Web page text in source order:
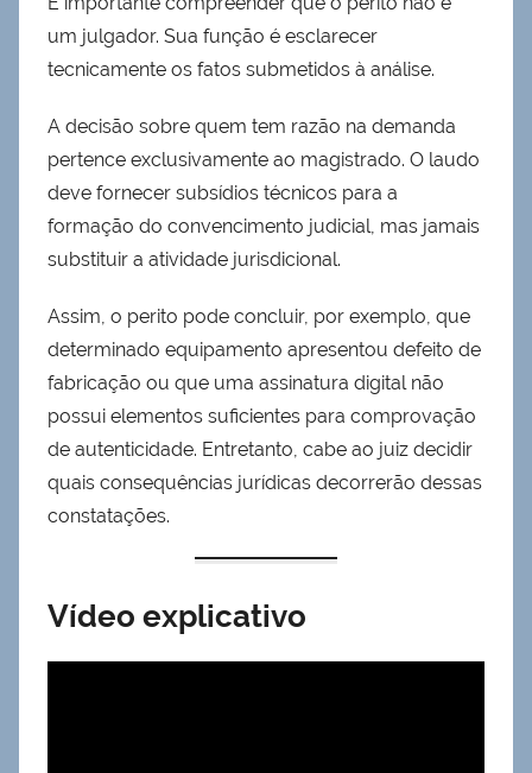
um julgador. Sua função é esclarecer
tecnicamente os fatos submetidos à análise.
A decisão sobre quem tem razão na demanda
pertence exclusivamente ao magistrado. O laudo
deve fornecer subsídios técnicos para a
formação do convencimento judicial, mas jamais
substituir a atividade jurisdicional.
Assim, o perito pode concluir, por exemplo, que
determinado equipamento apresentou defeito de
fabricação ou que uma assinatura digital não
possui elementos suficientes para comprovação
de autenticidade. Entretanto, cabe ao juiz decidir
quais consequências jurídicas decorrerão dessas
constatações.
Vídeo explicativo